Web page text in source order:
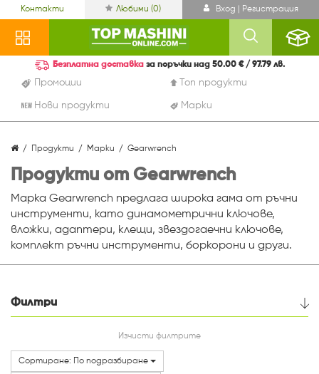
Контакти Любими (0) Вход | Регистрация
Промоции Топ продукти
Нови продукти Марки
Безплатна доставка за поръчки над 50.00 € / 97.79 лв.
Продукти Марки Gearwrench
Продукти от Gearwrench
Марка Gearwrench предлага широка гама от ръчни
инструменти, като динамометрични ключове,
вложки, адаптери, клещи, звездогаечни ключове,
комплект ръчни инструменти, боркорони и други.
Филтри
Изчисти филтрите
Сортиране: По подразбиране